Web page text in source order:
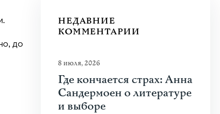
до
НЕДАВНИЕ
КОММЕНТАРИИ
8 июля, 2026
Где кончается страх: Анна
Сандермоен о литературе
и выборе